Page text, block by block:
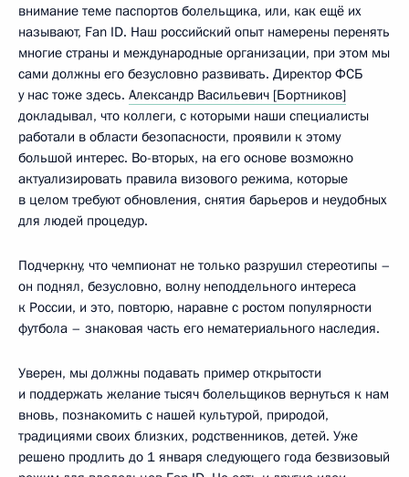
внимание теме паспортов болельщика, или, как ещё их
называют, Fan ID. Наш российский опыт намерены перенять
многие страны и международные организации, при этом мы
сами должны его безусловно развивать. Директор ФСБ
у нас тоже здесь. Александр Васильевич [Бортников]
докладывал, что коллеги, с которыми наши специалисты
работали в области безопасности, проявили к этому
большой интерес. Во-вторых, на его основе возможно
актуализировать правила визового режима, которые
в целом требуют обновления, снятия барьеров и неудобных
для людей процедур.
Подчеркну, что чемпионат не только разрушил стереотипы –
он поднял, безусловно, волну неподдельного интереса
к России, и это, повторю, наравне с ростом популярности
футбола – знаковая часть его нематериального наследия.
Уверен, мы должны подавать пример открытости
и поддержать желание тысяч болельщиков вернуться к нам
вновь, познакомить с нашей культурой, природой,
традициями своих близких, родственников, детей. Уже
решено продлить до 1 января следующего года безвизовый